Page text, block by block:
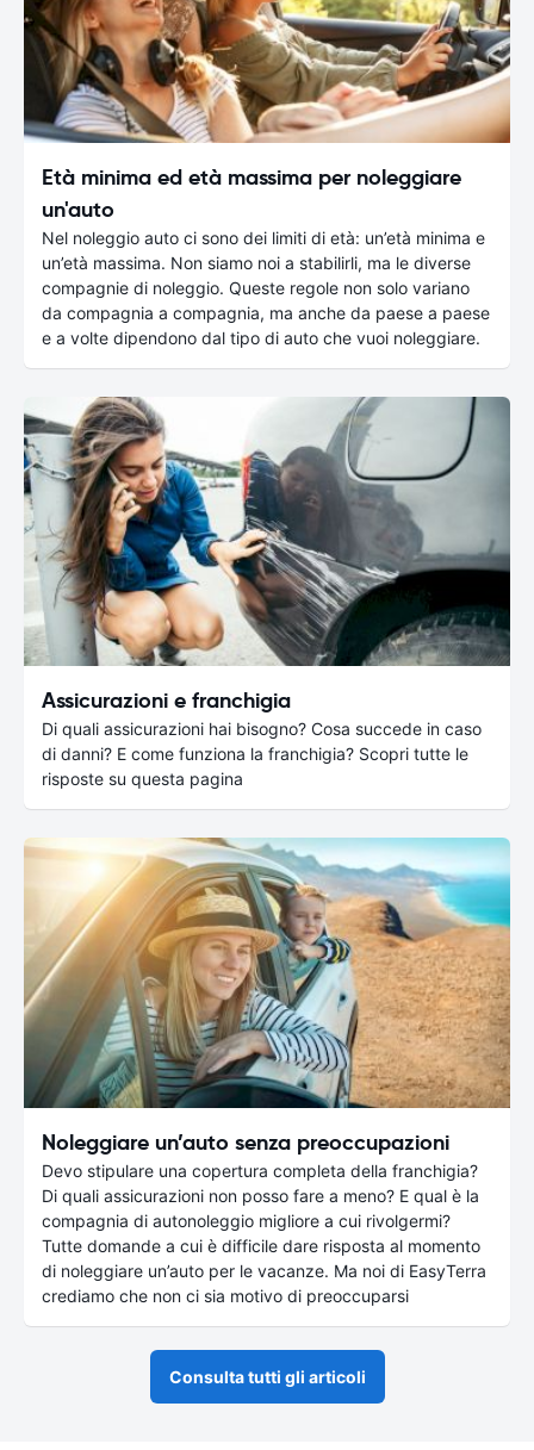
Età minima ed età massima per noleggiare
un'auto
Nel noleggio auto ci sono dei limiti di età: un’età minima e
un’età massima. Non siamo noi a stabilirli, ma le diverse
compagnie di noleggio. Queste regole non solo variano
da compagnia a compagnia, ma anche da paese a paese
e a volte dipendono dal tipo di auto che vuoi noleggiare.
Assicurazioni e franchigia
Di quali assicurazioni hai bisogno? Cosa succede in caso
di danni? E come funziona la franchigia? Scopri tutte le
risposte su questa pagina
Noleggiare un’auto senza preoccupazioni
Devo stipulare una copertura completa della franchigia?
Di quali assicurazioni non posso fare a meno? E qual è la
compagnia di autonoleggio migliore a cui rivolgermi?
Tutte domande a cui è difficile dare risposta al momento
di noleggiare un’auto per le vacanze. Ma noi di EasyTerra
crediamo che non ci sia motivo di preoccuparsi
Consulta tutti gli articoli